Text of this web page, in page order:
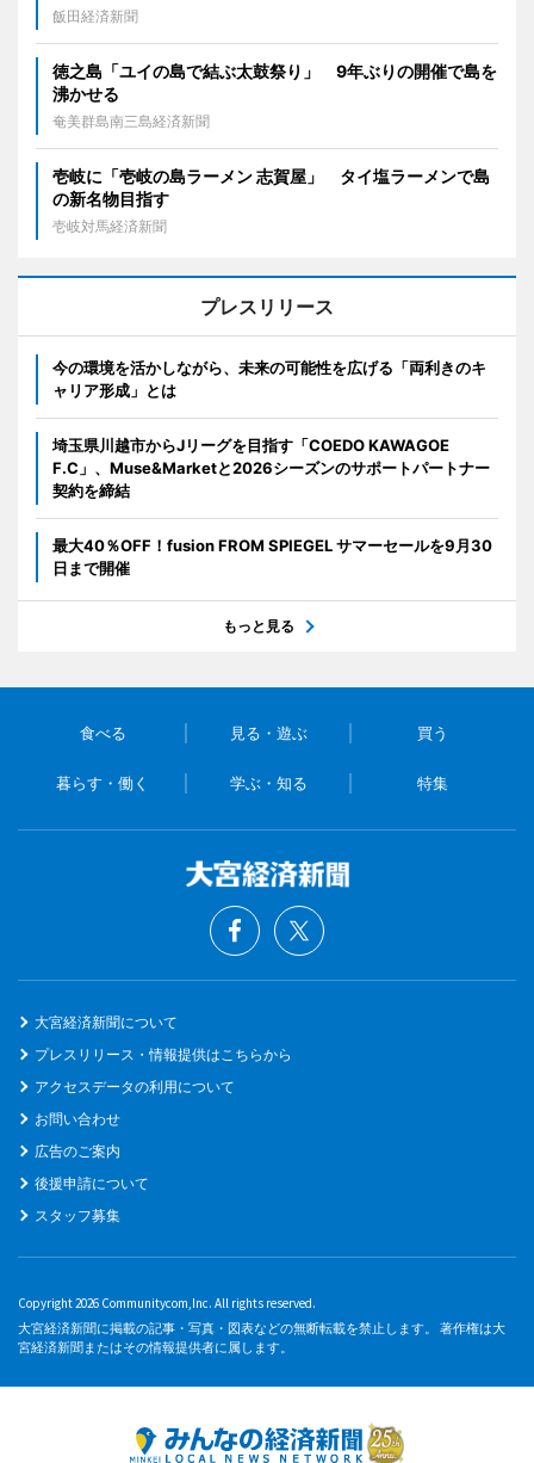
飯田経済新聞
徳之島「ユイの島で結ぶ太鼓祭り」 9年ぶりの開催で島を
沸かせる
奄美群島南三島経済新聞
壱岐に「壱岐の島ラーメン 志賀屋」 タイ塩ラーメンで島
の新名物目指す
壱岐対馬経済新聞
プレスリリース
今の環境を活かしながら、未来の可能性を広げる「両利きのキ
ャリア形成」とは
埼玉県川越市からJリーグを目指す「COEDO KAWAGOE
F.C」、Muse&Marketと2026シーズンのサポートパートナー
契約を締結
最大40％OFF！fusion FROM SPIEGEL サマーセールを9月30
日まで開催
もっと見る
食べる 見る・遊ぶ 買う
暮らす・働く 学ぶ・知る 特集
大宮経済新聞について
プレスリリース・情報提供はこちらから
アクセスデータの利用について
お問い合わせ
広告のご案内
後援申請について
スタッフ募集
Copyright 2026 Communitycom,Inc. All rights reserved.
大宮経済新聞に掲載の記事・写真・図表などの無断転載を禁止します。 著作権は大
宮経済新聞またはその情報提供者に属します。